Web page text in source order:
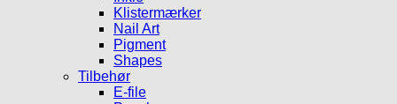
Klistermærker
Nail Art
Pigment
Shapes
Tilbehør
E-file